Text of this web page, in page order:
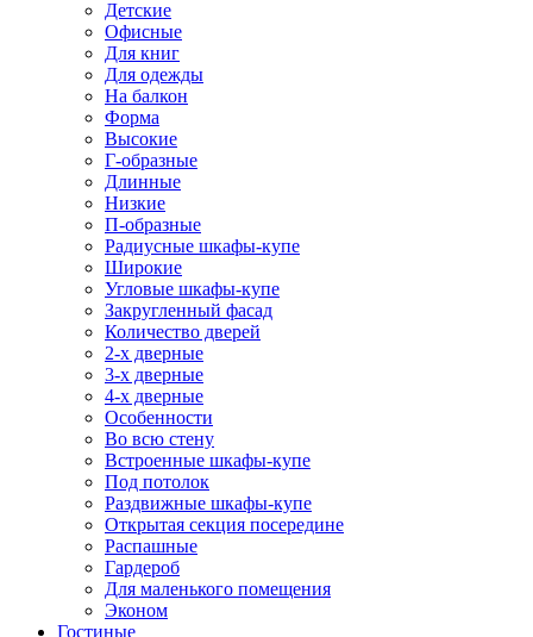
Детские
Офисные
Для книг
Для одежды
На балкон
Форма
Высокие
Г-образные
Длинные
Низкие
П-образные
Радиусные шкафы-купе
Широкие
Угловые шкафы-купе
Закругленный фасад
Количество дверей
2-х дверные
3-х дверные
4-х дверные
Особенности
Во всю стену
Встроенные шкафы-купе
Под потолок
Раздвижные шкафы-купе
Открытая секция посередине
Распашные
Гардероб
Для маленького помещения
Эконом
Гостиные